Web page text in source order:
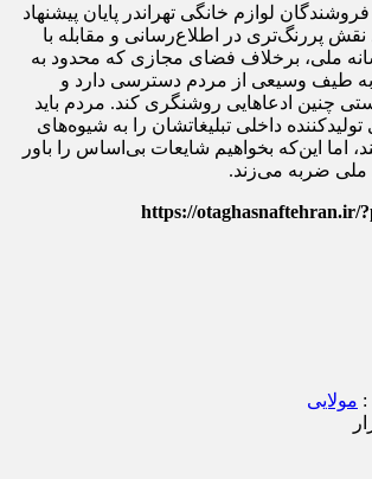
لوازم خانگی تهراندر پایان پیشنهاد
نقش پررنگ‌تری در اطلاع‌رسانی و مقابله با
ملی، برخلاف فضای مجازی که محدود به
طیف وسیعی از مردم دسترسی دارد و
چنین ادعاهایی روشنگری کند. مردم باید
داخلی تبلیغاتشان را به شیوه‌های
اما این‌که بخواهیم شایعات بی‌اساس را باور
ملی ضربه می‌زند.
https://otaghasnaftehran.ir/
: مولایی